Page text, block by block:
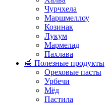
Чурчхела
Маршмеллоу
Козинак
Лукум
Мармелад
Пахлава
🍯 Полезные продукты
Ореховые пасты
Урбечи
Мёд
Пастила